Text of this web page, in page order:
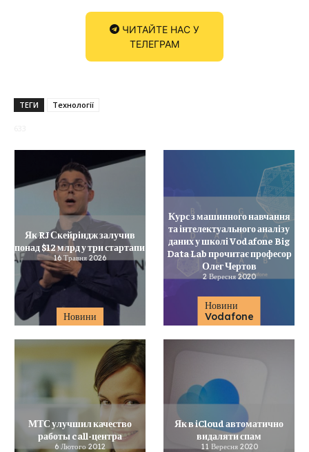
ЧИТАЙТЕ НАС У
ТЕЛЕГРАМ
ТЕГИ Технології
Новини
Як RJ Скейріндж залучив
понад $12 млрд у три стартапи
16 Травня 2026
Новини
Vodafone
Курс з машинного навчання
та інтелектуального аналізу
даних у школі Vodafone Big
Data Lab прочитає професор
Олег Чертов
2 Вересня 2020
МТС улучшил качество
работы call-центра
6 Лютого 2012
Як в iCloud автоматично
видаляти спам
11 Вересня 2020